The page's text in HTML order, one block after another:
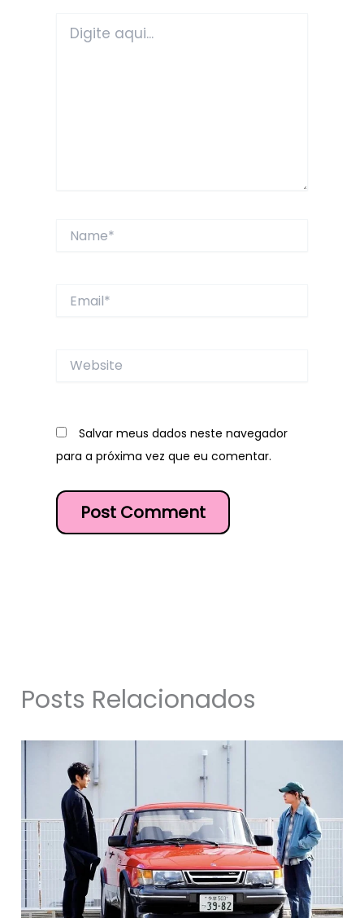
aqui...
Website
Salvar meus dados neste navegador
para a próxima vez que eu comentar.
Posts Relacionados